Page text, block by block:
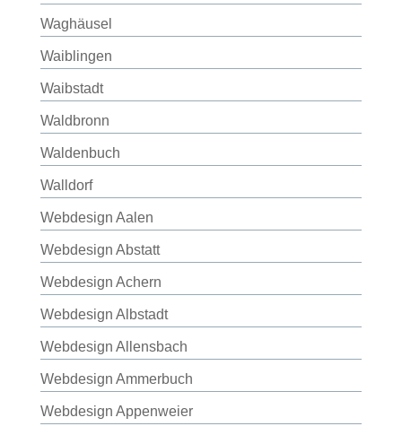
Waghäusel
Waiblingen
Waibstadt
Waldbronn
Waldenbuch
Walldorf
Webdesign Aalen
Webdesign Abstatt
Webdesign Achern
Webdesign Albstadt
Webdesign Allensbach
Webdesign Ammerbuch
Webdesign Appenweier